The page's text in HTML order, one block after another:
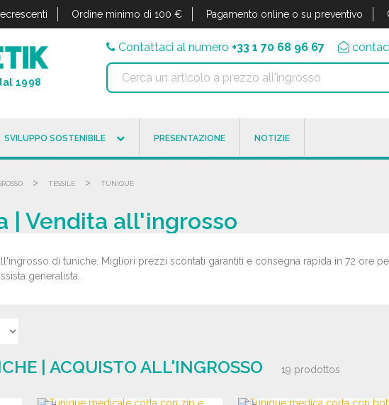
Ordine minimo di 100 € Pagamento online o su preventivo
1998
Contattaci al numero +33 1 70 68 96 67
SVILUPPO SOSTENIBILE PRESENTAZIONE NOTIZIE
> TESSILE > TUNIQUE
| Vendita all'ingrosso
di tuniche. Migliori prezzi scontati garantiti e consegna rapida in 72 ore
generalista.
| ACQUISTO ALL'INGROSSO 19 prodottos